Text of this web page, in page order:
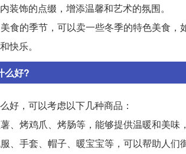
装饰的点缀，增添温馨和艺术的氛围。
食的季节，可以卖一些冬季的特色美食
快乐。
么好?
好，可以考虑以下几种商品：
、烤鸡爪、烤肠等，能够提供温暖和美味
、手套、帽子、暖宝宝等，可以帮助人们